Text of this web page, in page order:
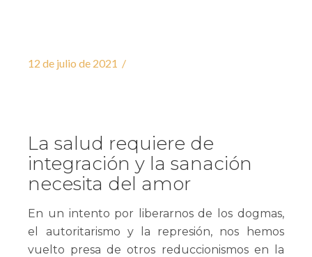
12 de julio de 2021
La salud requiere de
integración y la sanación
necesita del amor
En un intento por liberarnos de los dogmas,
el autoritarismo y la represión, nos hemos
vuelto presa de otros reduccionismos en la